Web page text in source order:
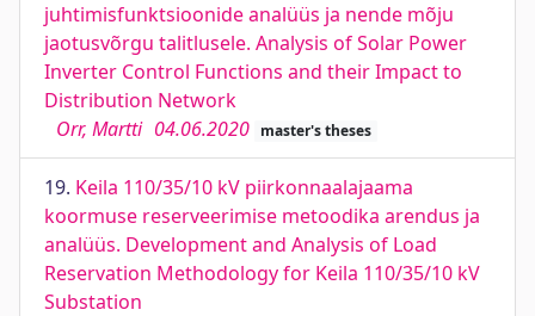
juhtimisfunktsioonide analüüs ja nende mõju
jaotusvõrgu talitlusele. Analysis of Solar Power
Inverter Control Functions and their Impact to
Distribution Network
Orr, Martti 04.06.2020 master's theses
19. Keila 110/35/10 kV piirkonnaalajaama
koormuse reserveerimise metoodika arendus ja
analüüs. Development and Analysis of Load
Reservation Methodology for Keila 110/35/10 kV
Substation